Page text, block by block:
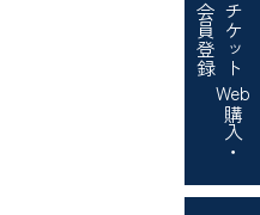
チケット
Web
購入・
会員登録